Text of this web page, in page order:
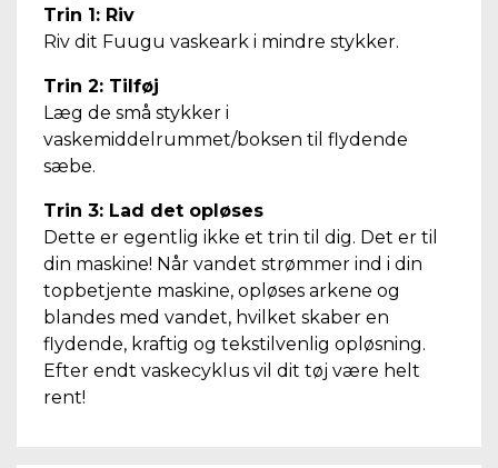
Trin 1: Riv
Riv dit Fuugu vaskeark i mindre stykker.
Trin 2: Tilføj
Læg de små stykker i
vaskemiddelrummet/boksen til flydende
sæbe.
Trin 3: Lad det opløses
Dette er egentlig ikke et trin til dig. Det er til
din maskine! Når vandet strømmer ind i din
topbetjente maskine, opløses arkene og
blandes med vandet, hvilket skaber en
flydende, kraftig og tekstilvenlig opløsning.
Efter endt vaskecyklus vil dit tøj være helt
rent!